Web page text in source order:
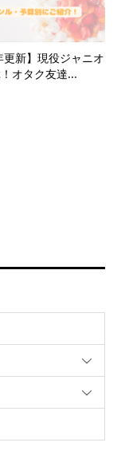
更新】現役ジャニオ
オタク友達...